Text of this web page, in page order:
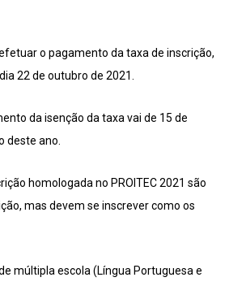
o pagamento da taxa de inscrição,
22 de outubro de 2021.
da isenção da taxa vai de 15 de
deste ano.
homologada no PROITEC 2021 são
mas devem se inscrever como os
múltipla escola (Língua Portuguesa e